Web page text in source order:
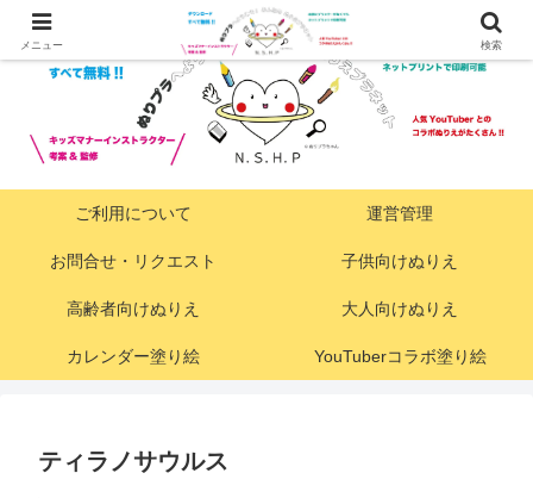
ご利用について 運営管理
お問合せ・リクエスト 子供向けぬりえ
高齢者向けぬりえ 大人向けぬりえ
カレンダー塗り絵 YouTuberコラボ塗り絵
ティラノサウルス
メニュー 検索